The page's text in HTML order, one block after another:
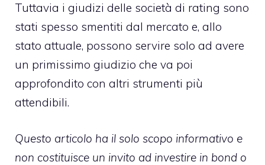
Tuttavia i giudizi delle società di rating sono
stati spesso smentiti dal mercato e, allo
stato attuale, possono servire solo ad avere
un primissimo giudizio che va poi
approfondito con altri strumenti più
attendibili.
Questo articolo ha il solo scopo informativo e
non costituisce un invito ad investire in bond o